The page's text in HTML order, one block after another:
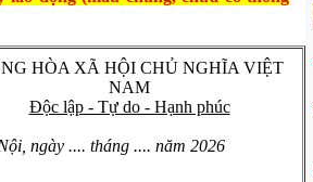
HÒA XÃ HỘI CHỦ NGHĨA VIỆT
NAM
Độc lập - Tự do - Hạnh phúc
ngày .... tháng .... năm 2026